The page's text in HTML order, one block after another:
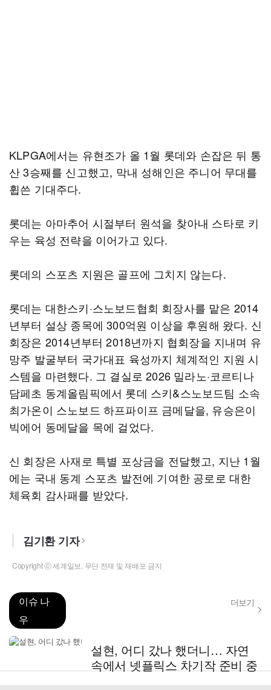
KLPGA에서는 유현조가 올 1월 롯데와 손잡은 뒤 통
산 3승째를 신고했고, 막내 성해인은 주니어 무대를
휩쓴 기대주다.
롯데는 아마추어 시절부터 원석을 찾아내 스타로 키
우는 육성 전략을 이어가고 있다.
롯데의 스포츠 지원은 골프에 그치지 않는다.
롯데는 대한스키·스노보드협회 회장사를 맡은 2014
년부터 설상 종목에 300억원 이상을 후원해 왔다. 신
회장은 2014년부터 2018년까지 협회장을 지내며 유
망주 발굴부터 국가대표 육성까지 체계적인 지원 시
스템을 마련했다. 그 결실로 2026 밀라노·코르티나
담페초 동계올림픽에서 롯데 스키&스노보드팀 소속
최가온이 스노보드 하프파이프 금메달을, 유승은이
빅에어 동메달을 목에 걸었다.
신 회장은 사재로 특별 포상금을 전달했고, 지난 1월
에는 국내 동계 스포츠 발전에 기여한 공로로 대한
체육회 감사패를 받았다.
김기환 기자
Copyright ⓒ 세계일보. 무단 전재 및 재배포 금지
이슈 나
우
더보기
설현, 어디 갔나 했더니… 자연
속에서 넷플릭스 차기작 준비 중